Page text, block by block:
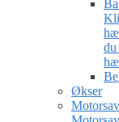
du
Økser